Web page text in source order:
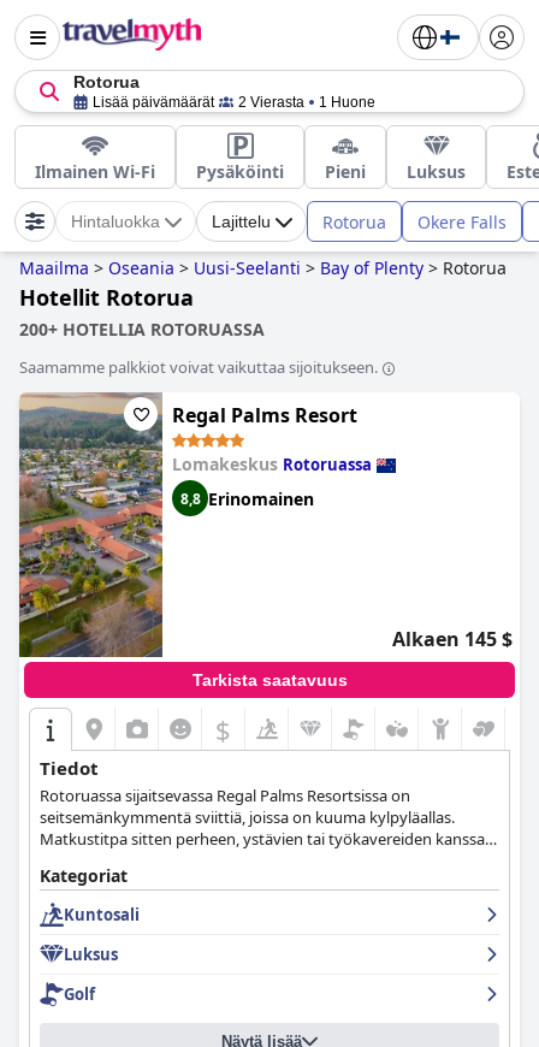
Rotorua
Lisää päivämäärät 2 Vierasta 1 Huone
Ilmainen Wi-Fi Pysäköinti Pieni Luksus
Hintaluokka Lajittelu Rotorua Okere Falls
Maailma > Oseania > Uusi-Seelanti > Bay of Plenty > Rotorua
Hotellit Rotorua
200+ HOTELLIA ROTORUASSA
Saamamme palkkiot voivat vaikuttaa sijoitukseen.
Regal Palms Resort
Lomakeskus Rotoruassa
8,8 Erinomainen
Alkaen 145 $
Tarkista saatavuus
$
Tiedot
Rotoruassa sijaitsevassa Regal Palms Resortsissa on
seitsemänkymmentä sviittiä, joissa on kuuma kylpyläallas.
Matkustitpa sitten perheen, ystävien tai työkavereiden kanssa
kokemuksen sen majoitustiloissa.
Kategoriat
Kuntosali
Luksus
Golf
Näytä lisää